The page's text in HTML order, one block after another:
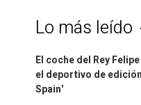
Lo más leído
El coche del Rey
el deportivo de
Spain'